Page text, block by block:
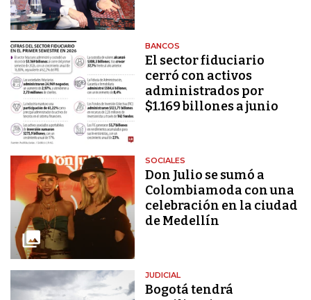
BANCOS
El sector fiduciario
cerró con activos
administrados por
$1.169 billones a junio
SOCIALES
Don Julio se sumó a
Colombiamoda con una
celebración en la ciudad
de Medellín
JUDICIAL
Bogotá tendrá